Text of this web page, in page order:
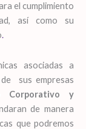
el cumplimiento
así como su
.
asociadas a
sus empresas
Corporativo y
de manera
que podremos